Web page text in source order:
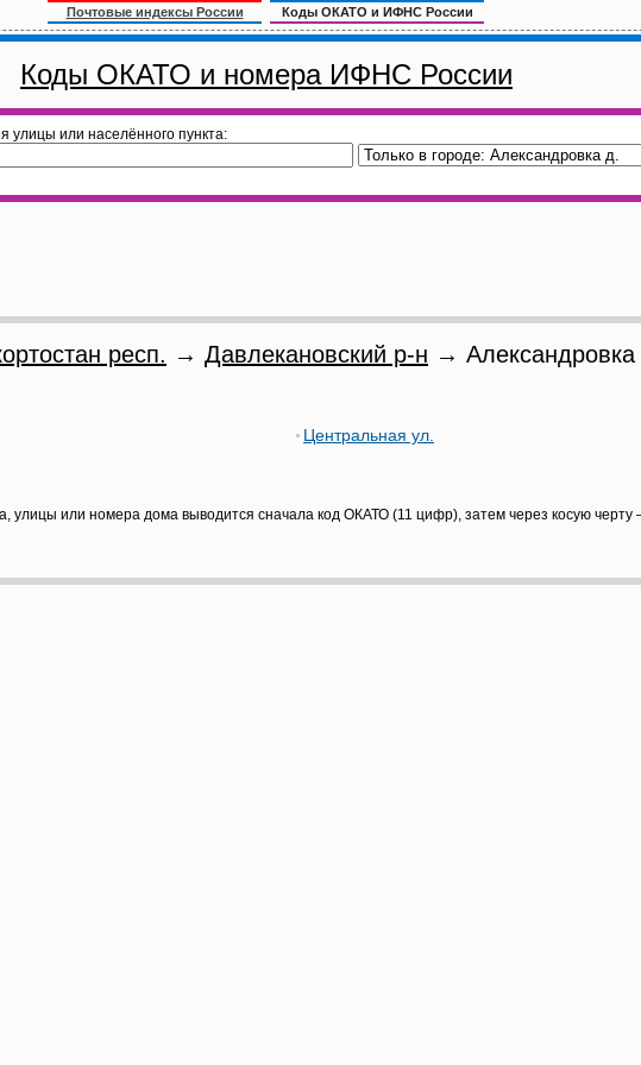
Почтовые индексы России Коды ОКАТО и ИФНС России
Коды ОКАТО и номера ИФНС России
улицы или населённого пункта:
респ. → Давлекановский р-н → Александровка
Центральная ул.
улицы или номера дома выводится сначала код ОКАТО (11 цифр), затем через косую